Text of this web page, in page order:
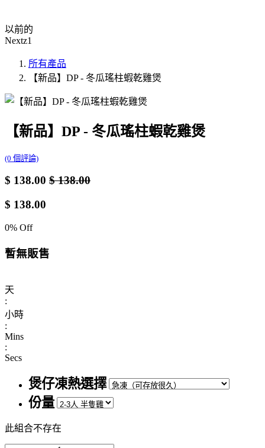
以前的
Nextz1
所有產品
【新品】DP - 冬瓜瑤柱蝦乾雞煲
【新品】DP - 冬瓜瑤柱蝦乾雞煲
(0 個評論)
$ 138.00 $138.00
$ 138.00
0% Off
暫無販售
天
:
小時
:
Mins
:
Secs
煲仔凍熱選擇
份量
此組合不存在